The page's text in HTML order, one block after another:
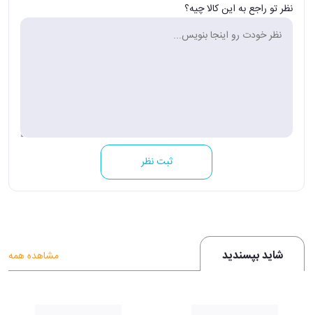
نظر تو راجع به این کالا چیه؟
ثبت نظر
شاید بپسندید مشاهده همه